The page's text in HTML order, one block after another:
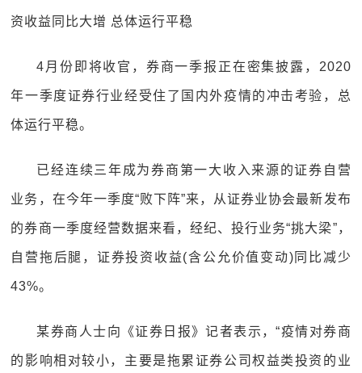
资收益同比大增 总体运行平稳
4月份即将收官，券商一季报正在密集披露，2020
年一季度证券行业经受住了国内外疫情的冲击考验，总
体运行平稳。
已经连续三年成为券商第一大收入来源的证券自营
业务，在今年一季度“败下阵”来，从证券业协会最新发布
的券商一季度经营数据来看，经纪、投行业务“挑大梁”，
自营拖后腿，证券投资收益(含公允价值变动)同比减少
43%。
某券商人士向《证券日报》记者表示，“疫情对券商
的影响相对较小，主要是拖累证券公司权益类投资的业